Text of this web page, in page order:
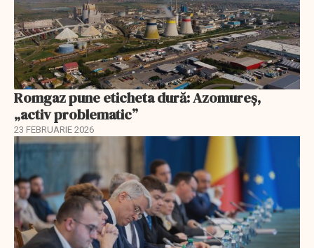
Romgaz pune eticheta dură: Azomureș,
„activ problematic”
23 FEBRUARIE 2026